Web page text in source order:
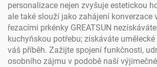
personalizace nejen zvyšuje estetickou
ale také slouží jako zahájení konverzace
řezacími prkénky GREATSUN
kuchyňskou potřebu; získáváte
váš příběh. Zažijte spojení funkčnosti,
osobního zájmu v podobě naší